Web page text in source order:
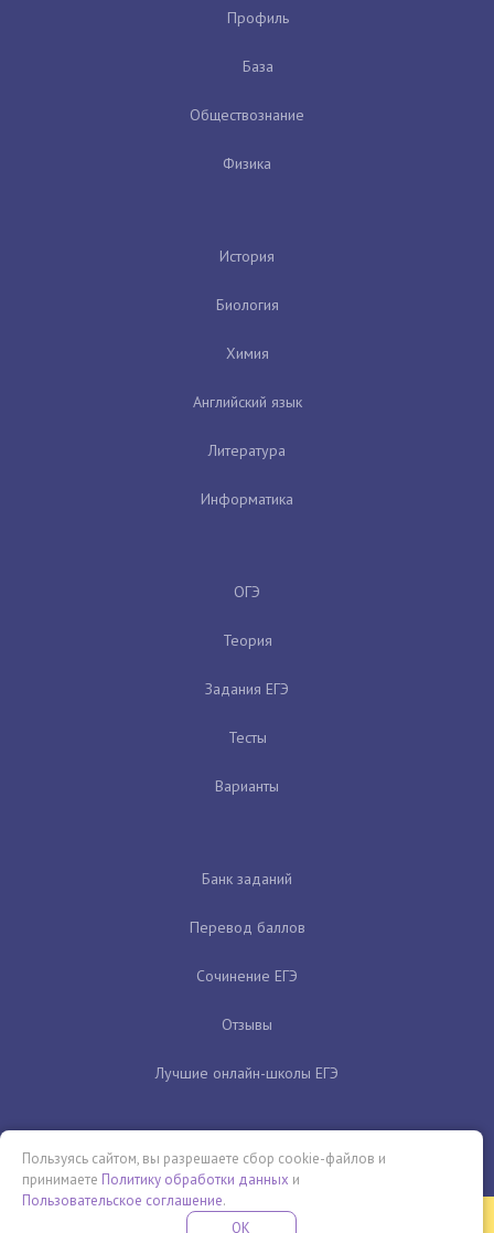
Профиль
База
Обществознание
Физика
История
Биология
Химия
Английский язык
Литература
Информатика
ОГЭ
Теория
Задания ЕГЭ
Тесты
Варианты
Банк заданий
Перевод баллов
Сочинение ЕГЭ
Отзывы
Лучшие онлайн-школы ЕГЭ
Бесплатная летняя школа
Пользуясь сайтом, вы разрешаете сбор cookie-файлов и
принимаете Политику обработки данных и
Пользовательское соглашение.
OK